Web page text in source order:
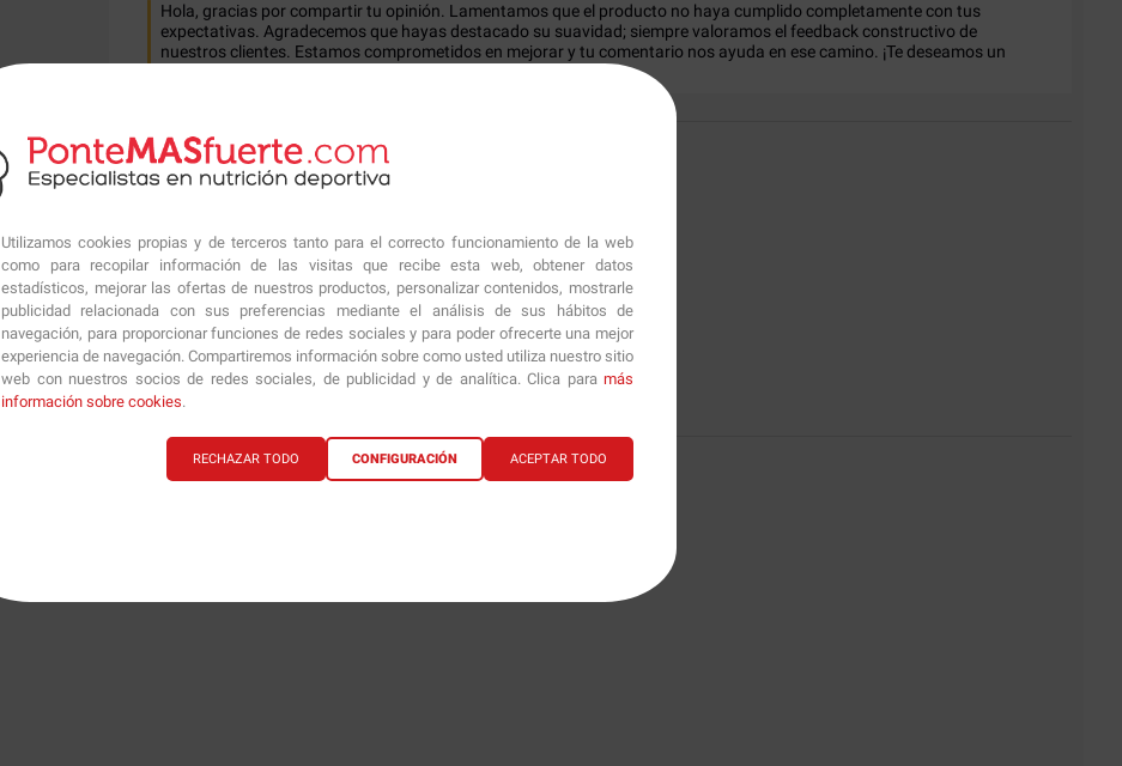
Utilizamos cookies propias y de terceros tanto para el correcto funcionamiento de la web
como para recopilar información de las visitas que recibe esta web, obtener datos
estadísticos, mejorar las ofertas de nuestros productos, personalizar contenidos, mostrarle
publicidad relacionada con sus preferencias mediante el análisis de sus hábitos de
navegación, para proporcionar funciones de redes sociales y para poder ofrecerte una mejor
experiencia de navegación. Compartiremos información sobre como usted utiliza nuestro sitio
web con nuestros socios de redes sociales, de publicidad y de analítica. Clica para más
información sobre cookies.
ACEPTAR TODO
RECHAZAR TODO CONFIGURACIÓN
Hola, gracias por compartir tu opinión. Lamentamos que el producto no haya cumplido completamente con tus
expectativas. Agradecemos que hayas destacado su suavidad; siempre valoramos el feedback constructivo de
nuestros clientes. Estamos comprometidos en mejorar y tu comentario nos ayuda en ese camino. ¡Te deseamos un
5/5
Buen precio, de las mejores alternativas en internet.
Opinión del , tras una experiencia del
Útil(0)
Informe
1 2